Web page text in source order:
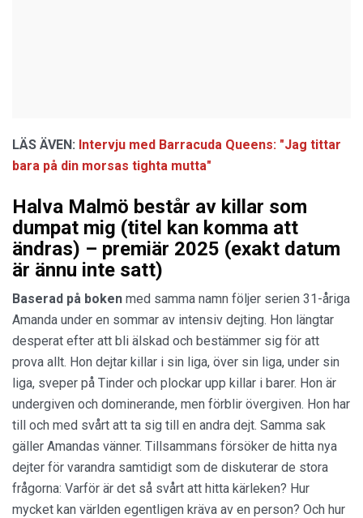
LÄS ÄVEN: Intervju med Barracuda Queens: "Jag tittar
bara på din morsas tighta mutta"
Halva Malmö består av killar som
dumpat mig (titel kan komma att
ändras) – premiär 2025 (exakt datum
är ännu inte satt)
Baserad på boken med samma namn följer serien 31-åriga
Amanda under en sommar av intensiv dejting. Hon längtar
desperat efter att bli älskad och bestämmer sig för att
prova allt. Hon dejtar killar i sin liga, över sin liga, under sin
liga, sveper på Tinder och plockar upp killar i barer. Hon är
undergiven och dominerande, men förblir övergiven. Hon har
till och med svårt att ta sig till en andra dejt. Samma sak
gäller Amandas vänner. Tillsammans försöker de hitta nya
dejter för varandra samtidigt som de diskuterar de stora
frågorna: Varför är det så svårt att hitta kärleken? Hur
mycket kan världen egentligen kräva av en person? Och hur